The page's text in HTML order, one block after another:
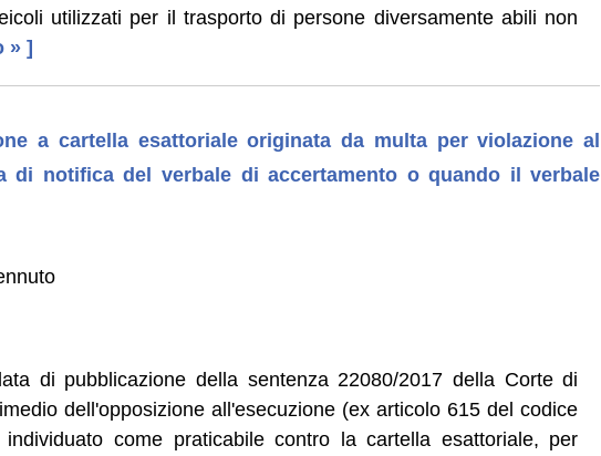
utilizzati per il trasporto di persone diversamente abili non
» ]
a cartella esattoriale originata da multa per violazione al
di notifica del verbale di accertamento o quando il verbale
di pubblicazione della sentenza 22080/2017 della Corte di
dell'opposizione all'esecuzione (ex articolo 615 del codice
come praticabile contro la cartella esattoriale, per